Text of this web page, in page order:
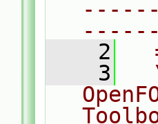
    2
    3